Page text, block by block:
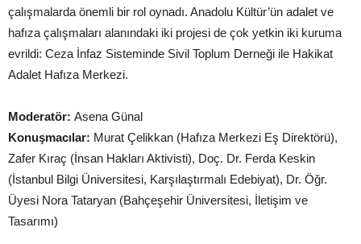
çalışmalarda önemli bir rol oynadı. Anadolu Kültür’ün adalet ve
hafıza çalışmaları alanındaki iki projesi de çok yetkin iki kuruma
evrildi: Ceza İnfaz Sisteminde Sivil Toplum Derneği ile Hakikat
Adalet Hafıza Merkezi.
Moderatör: Asena Günal
Konuşmacılar: Murat Çelikkan (Hafıza Merkezi Eş Direktörü),
Zafer Kıraç (İnsan Hakları Aktivisti), Doç. Dr. Ferda Keskin
(İstanbul Bilgi Üniversitesi, Karşılaştırmalı Edebiyat), Dr. Öğr.
Üyesi Nora Tataryan (Bahçeşehir Üniversitesi, İletişim ve
Tasarımı)